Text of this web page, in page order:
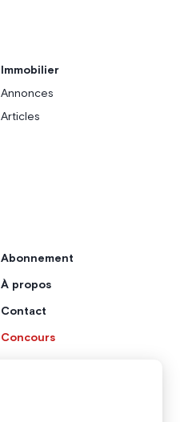
Immobilier
Annonces
Articles
Abonnement
À propos
Contact
Concours